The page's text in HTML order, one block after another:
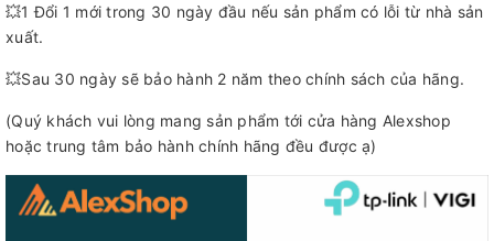
💥1 Đổi 1 mới trong 30 ngày đầu nếu sản phẩm có lỗi từ nhà sản
xuất.
💥Sau 30 ngày sẽ bảo hành 2 năm theo chính sách của hãng.
(Quý khách vui lòng mang sản phẩm tới cửa hàng Alexshop
hoặc trung tâm bảo hành chính hãng đều được ạ)